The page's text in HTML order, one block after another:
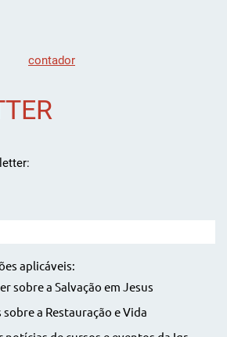
contador
aplicáveis:
sobre a Salvação em Jesus
a Restauração e Vida